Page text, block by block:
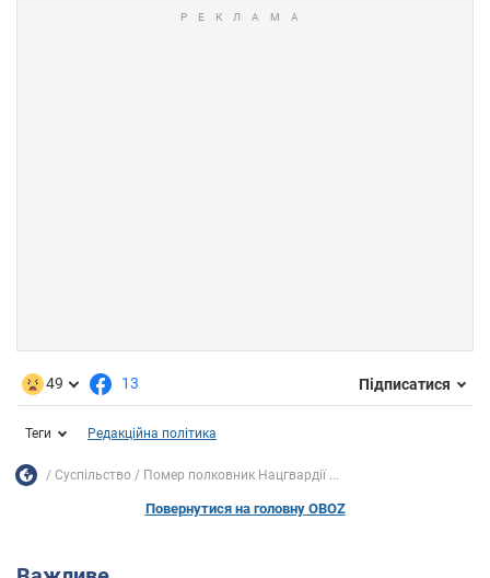
49 13 Підписатися
Теги Редакційна політика
Суспільство Помер полковник Нацгвардії ...
Повернутися на головну OBOZ